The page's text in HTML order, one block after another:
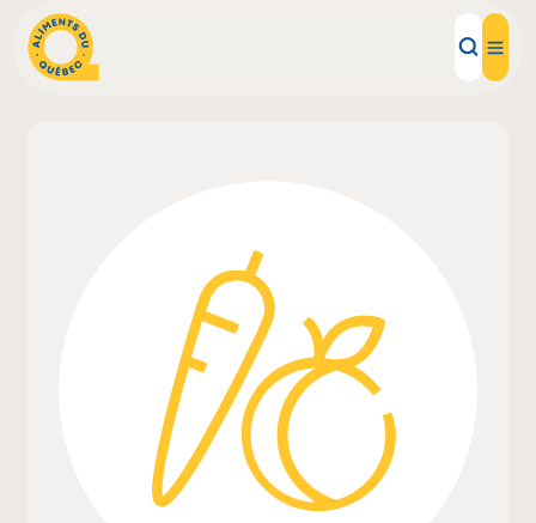
Inspirations d'ici
Restaurants
Institutions
À propos